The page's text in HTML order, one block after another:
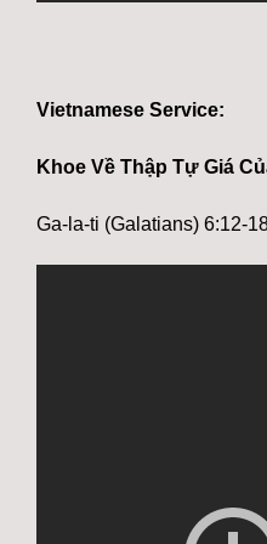
Vietnamese Service:
Khoe Về Thập Tự Giá
Ga-la-ti (Galatians) 6:12-